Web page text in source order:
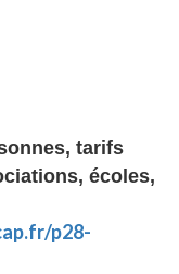
tarifs
écoles,
p28-